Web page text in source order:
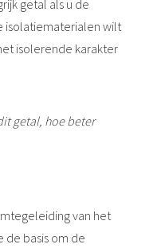
getal als u de
isolatiematerialen wilt
isolerende karakter
getal, hoe beter
van het
de basis om de